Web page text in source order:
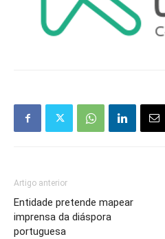
Artigo anterior
Entidade pretende mapear
imprensa da diáspora
portuguesa